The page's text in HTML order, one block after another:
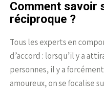
Comment savoir
réciproque ?
Tous les experts en
d’accord : lorsqu’il y a
personnes, il y a
amoureux, on se focalise